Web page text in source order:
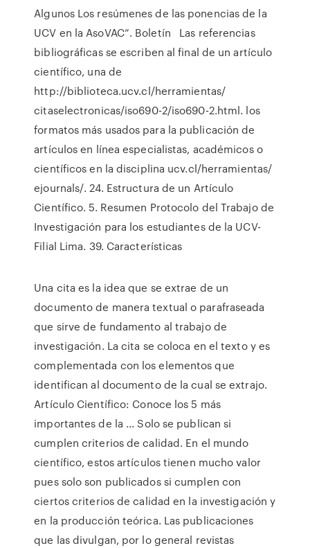
Algunos Los resúmenes de las ponencias de la
UCV en la AsoVAC”. Boletín Las referencias
bibliográficas se escriben al final de un artículo
científico, una de
http://biblioteca.ucv.cl/herramientas/
citaselectronicas/iso690-2/iso690-2.html. los
formatos más usados para la publicación de
artículos en línea especialistas, académicos o
científicos en la disciplina ucv.cl/herramientas/
ejournals/. 24. Estructura de un Artículo
Científico. 5. Resumen Protocolo del Trabajo de
Investigación para los estudiantes de la UCV-
Filial Lima. 39. Características
Una cita es la idea que se extrae de un
documento de manera textual o parafraseada
que sirve de fundamento al trabajo de
investigación. La cita se coloca en el texto y es
complementada con los elementos que
identifican al documento de la cual se extrajo.
Artículo Científico: Conoce los 5 más
importantes de la ... Solo se publican si
cumplen criterios de calidad. En el mundo
científico, estos artículos tienen mucho valor
pues solo son publicados si cumplen con
ciertos criterios de calidad en la investigación y
en la producción teórica. Las publicaciones
que las divulgan, por lo general revistas